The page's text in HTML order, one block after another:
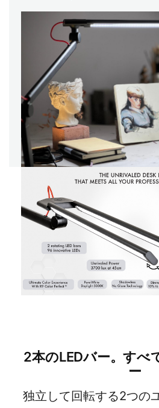
2本のLEDバー。すべ
ー
独立して回転する2つの